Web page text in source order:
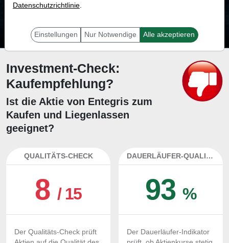
Mit 82.2 % Wahrscheinlichkeit wird selbst der unglücklichst agierende Trader
Investment-Check:
Kaufempfehlung?
Ist die Aktie von Entegris zum
Kaufen und Liegenlassen
geeignet?
QUALITÄTS-CHECK
8/ 15
Der Qualitäts-Check prüft
DAUERLÄUFER-QUALITÄTEN
93%
Der Dauerläufer-Indikator
Datenschutzrichtlinie.
Einstellungen Nur Notwendige Alle akzeptieren